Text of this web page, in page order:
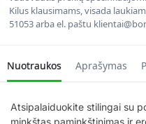
Kilus klausimams, visada
51053 arba el. paštu
Nuotraukos Aprašymas
Atsipalaiduokite stilingai su
minkštas paminkštinimas ir